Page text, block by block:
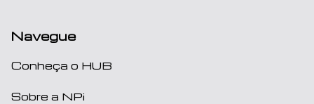
Navegue
Conheça o HUB
Sobre a NPi